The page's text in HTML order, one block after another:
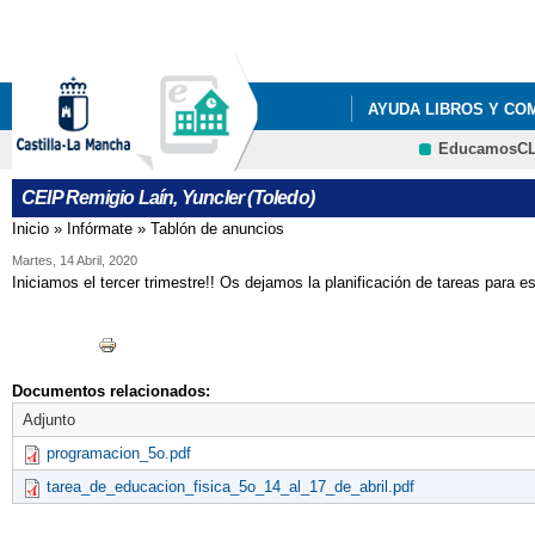
AYUDA LIBROS Y
LISTADOS DE
CEIP Remigio Laín, Yuncler (Toledo)
Se encuentra usted aquí
Inicio » Infórmate » Tablón de anuncios
Martes, 14 Abril, 2020
Iniciamos el tercer trimestre!! Os dejamos la planificación de tareas para
Documentos relacionados:
Adjunto
programacion_5o.pdf
tarea_de_educacion_fisica_5o_14_al_17_de_abril.pdf